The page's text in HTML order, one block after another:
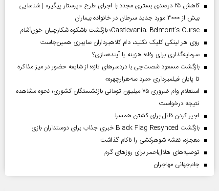
کاهش ۲۵ درصدی بستری مجدد با اجرای طرح «پرستار پیگیر» | شناسایی
بیش از ۳۰۰۰ مورد جدید سرطان در خانواده بیماران
Castlevania: Belmont’s Curse؛ بازگشت باشکوه شکارچیان خون‌آشام
روی هر لینکی کلیک نکنید، دام کلاهبرداران سایبری همین‌جاست
سرمایه‌گذاری برای رفاه؛ هزینه یا آینده‌سازی؟
بازگشت مسعود شصت‌چی با دردسر‌های تازه؛ از شایعه حضور در میز مذاکره
تا پایان فیلمبرداری «مرد سه‌هزارچهره»
استعلام وام ضروری ۷۵ میلیون تومانی بازنشستگان کشوری؛ نحوه مشاهده
نتیجه درخواست
اجیر کردن قاتل برای کشتن همسر!
بازگشت Black Flag Resynced خبری جذاب برای دوستداران بازی
معجزه، نقشه شوهرکشی را ناکام گذاشت
توصیه‌های هلال‌احمر برای روز‌های گرم
جام‌جهانی مهاجران